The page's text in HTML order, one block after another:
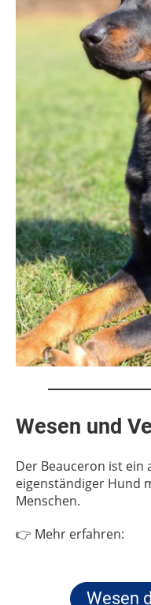
Wesen und
Der Beauceron ist
eigenständiger Hund
Menschen.
👉 Mehr erfahren:
Wesen